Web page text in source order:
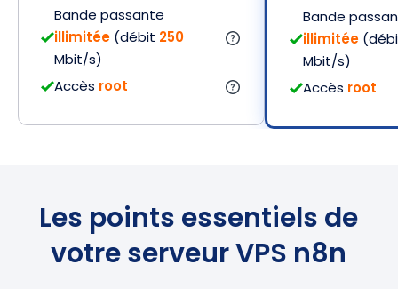
Bande passante
illimitée (débit 250
Mbit/s)
Accès root
Bande
illimitée
Mbit/s)
Accès root
Les points essentiels de
votre serveur VPS n8n